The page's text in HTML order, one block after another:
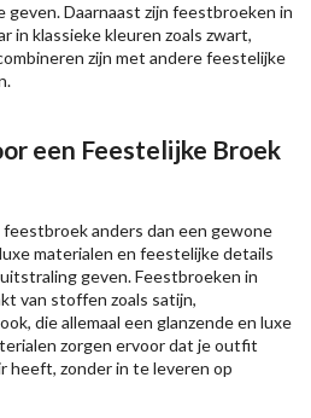
Daarnaast zijn feestbroeken in
in klassieke kleuren zoals zwart,
zijn met andere feestelijke
een Feestelijke Broek
anders dan een gewone
materialen en feestelijke details
geven. Feestbroeken in
van stoffen zoals satijn,
die allemaal een glanzende en luxe
zorgen ervoor dat je outfit
heeft, zonder in te leveren op